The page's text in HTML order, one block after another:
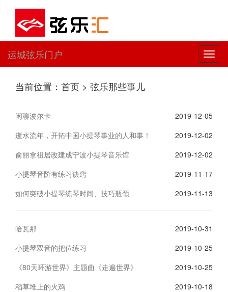
切
换
运城弦乐门户
当前位置：首页 > 弦乐那些事儿
闲聊波尔卡
2019-12-05
逝水流年，开拓中国小提琴事业的人和事！
2019-12-02
俞丽拿祖居改建成宁波小提琴音乐馆
2019-12-02
小提琴音阶有练习诀窍
2019-11-17
如何突破小提琴练琴时间、技巧瓶颈
2019-11-13
哈瓦那
2019-10-31
小提琴双音的把位练习
2019-10-25
《80天环游世界》主题曲《走遍世界》
2019-10-25
稻草堆上的火鸡
2019-10-18